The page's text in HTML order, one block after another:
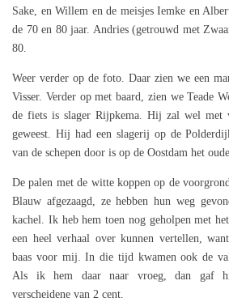
Sake, en Willem en de meisjes Iemke en
de 70 en 80 jaar. Andries (getrouwd met
80.
Weer verder op de foto. Daar zien we een
Visser. Verder op met baard, zien we Teade
de fiets is slager Rijpkema. Hij zal wel met
geweest. Hij had een slagerij op de
van de schepen door is op de Oostdam het
De palen met de witte koppen op de
Blauw afgezaagd, ze hebben hun weg
kachel. Ik heb hem toen nog geholpen met
een heel verhaal over kunnen vertellen,
baas voor mij. In die tijd kwamen ook de
Als ik hem daar naar vroeg, dan gaf
verscheidene van 2 cent.